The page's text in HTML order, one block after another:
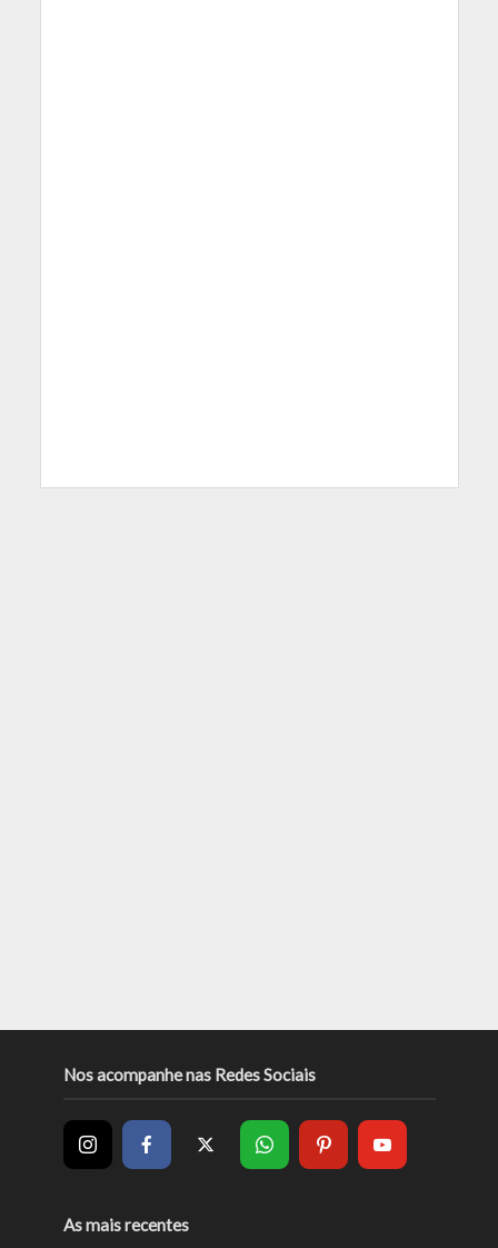
Nos acompanhe nas Redes Sociais
As mais recentes